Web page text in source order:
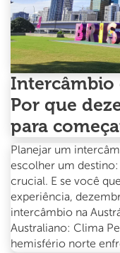
Intercâmbio
Por que
para
Planejar um
escolher um
crucial. E se você
experiência,
intercâmbio na
Australiano: Clima
hemisfério norte